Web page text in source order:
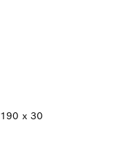
x 30